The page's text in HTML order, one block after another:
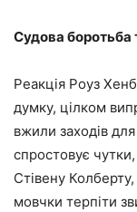
Судова боротьба
Реакція Роуз
думку, цілком
вжили заходів для
спростовує
Стівену
мовчки терпіти